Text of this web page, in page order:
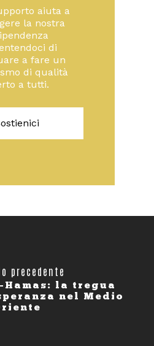
aiuta a
la nostra
di
a fare un
di qualità
a tutti.
precedente
la tregua
nel Medio